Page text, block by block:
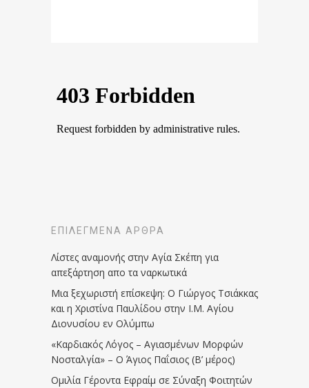
ΕΠΙΛΕΓΜΈΝΑ ΆΡΘΡΑ
Λίστες αναμονής στην Αγία Σκέπη για
απεξάρτηση απο τα ναρκωτικά
Μια ξεχωριστή επίσκεψη: Ο Γιώργος Τσιάκκας
και η Χριστίνα Παυλίδου στην Ι.Μ. Αγίου
Διονυσίου εν Ολύμπω
«Καρδιακός Λόγος – Αγιασμένων Μορφών
Νοσταλγία» – Ο Άγιος Παΐσιος (Β’ μέρος)
Ομιλία Γέροντα Εφραίμ σε Σύναξη Φοιτητών